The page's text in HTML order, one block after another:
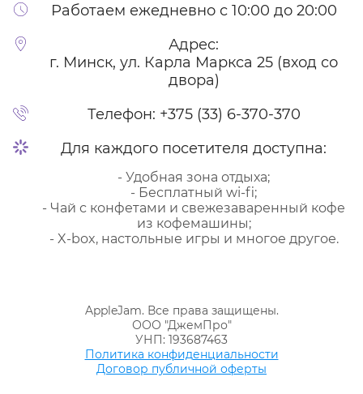
Работаем ежедневно с 10:00 до 20:00
Адрес:
г. Минск, ул. Карла Маркса 25 (вход со
двора)
Телефон: +375 (33) 6-370-370
Для каждого посетителя доступна:
- Удобная зона отдыха;
- Бесплатный wi-fi;
- Чай с конфетами и свежезаваренный кофе
из кофемашины;
- X-box, настольные игры и многое другое.
AppleJam. Все права защищены.
ООО "ДжемПро"
УНП: 193687463
Политика конфиденциальности
Договор публичной оферты